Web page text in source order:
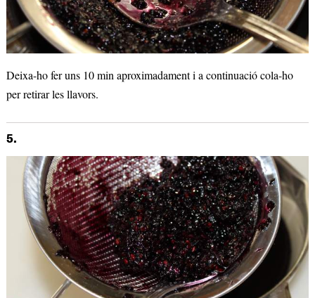
Deixa-ho fer uns 10 min aproximadament i a continuació cola-ho
per retirar les llavors.
5.